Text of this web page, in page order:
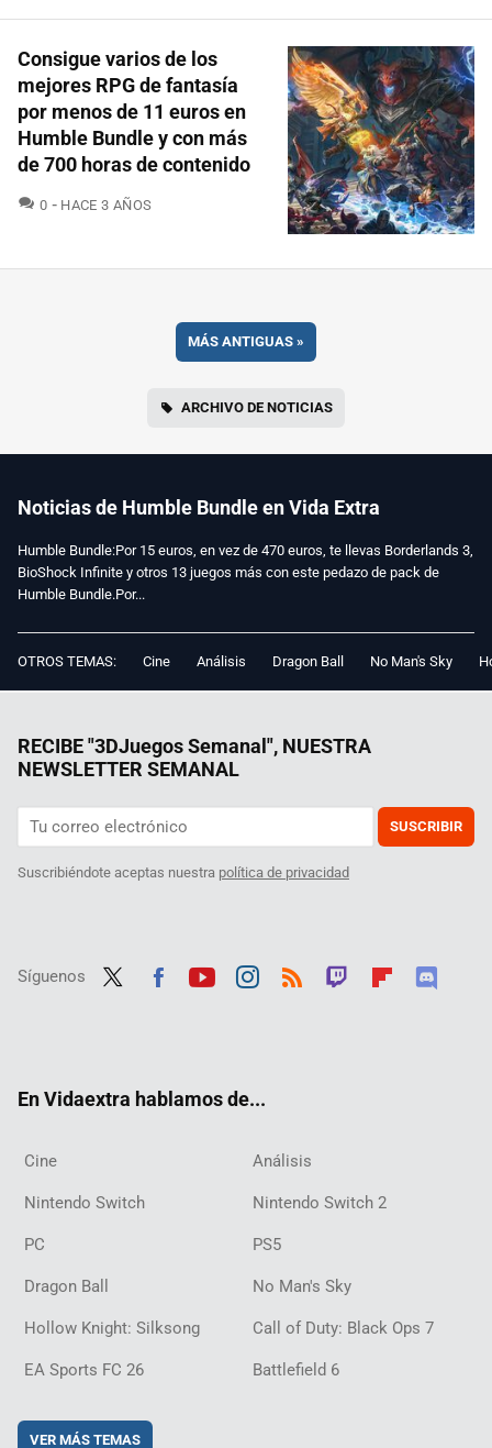
Consigue varios de los
mejores RPG de fantasía
por menos de 11 euros en
Humble Bundle y con más
de 700 horas de contenido
0 COMENTARIOS
HACE 3 AÑOS
MÁS ANTIGUAS »
ARCHIVO DE NOTICIAS
Noticias de Humble Bundle en Vida Extra
Humble Bundle:Por 15 euros, en vez de 470 euros, te llevas Borderlands 3,
BioShock Infinite y otros 13 juegos más con este pedazo de pack de
Humble Bundle.Por...
OTROS TEMAS: Cine Análisis Dragon Ball No Man's Sky
RECIBE "3DJuegos Semanal", NUESTRA
NEWSLETTER SEMANAL
SUSCRIBIR
Suscribiéndote aceptas nuestra política de privacidad
Síguenos
En Vidaextra hablamos de...
Cine Análisis
Nintendo Switch Nintendo Switch 2
PC PS5
Dragon Ball No Man's Sky
Hollow Knight: Silksong Call of Duty: Black Ops 7
EA Sports FC 26 Battlefield 6
VER MÁS TEMAS